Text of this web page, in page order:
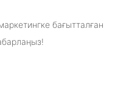
бағытталған